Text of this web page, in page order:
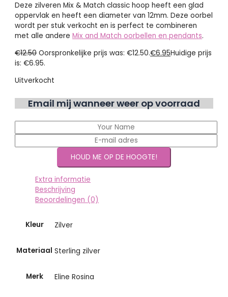
Deze zilveren Mix & Match classic hoop heeft een glad
oppervlak en heeft een diameter van 12mm. Deze oorbel
wordt per stuk verkocht en is perfect te combineren
met alle andereMix and Match oorbellen en pendants.
€12.50 Oorspronkelijke prijs was: €12.50.€6.95Huidige prijs
is: €6.95.
Uitverkocht
Email mij wanneer weer op voorraad
Extra informatie
Beschrijving
Beoordelingen (0)
Kleur Zilver
Materiaal Sterling zilver
Merk Eline Rosina